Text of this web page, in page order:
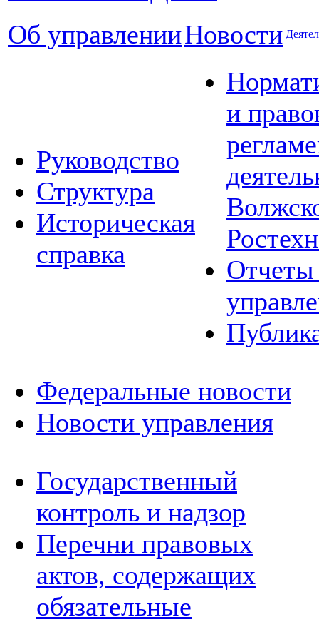
Об управленииНовости
Руководство
Структура
Историческая
справка
и
Отчеты
Федеральные новости
Новости управления
Государственный
контроль и надзор
Перечни правовых
актов, содержащих
обязательные